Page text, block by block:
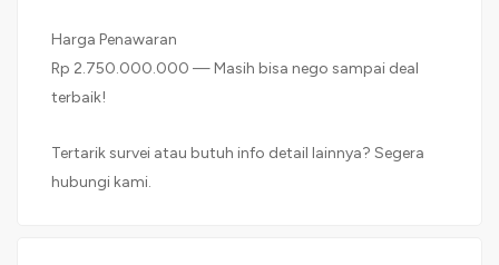
Harga Penawaran
Rp 2.750.000.000 — Masih bisa nego sampai deal
terbaik!
Tertarik survei atau butuh info detail lainnya? Segera
hubungi kami.